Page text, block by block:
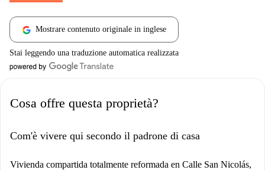
Mostrare contenuto originale in inglese
Stai leggendo una traduzione automatica realizzata
Cosa offre questa proprietà?
Com'è vivere qui secondo il padrone di casa
Vivienda compartida totalmente reformada en Calle San Nicolás,